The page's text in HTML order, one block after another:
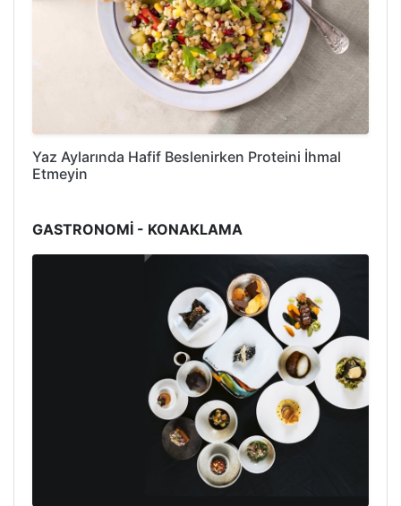
Yaz Aylarında Hafif Beslenirken Proteini İhmal
Etmeyin
GASTRONOMİ - KONAKLAMA